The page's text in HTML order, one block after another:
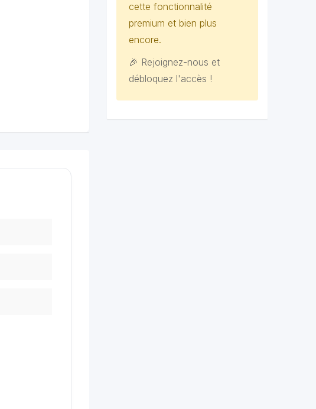
cette fonctionnalité
premium et bien plus
encore.
🎉 Rejoignez-nous et
débloquez l'accès !